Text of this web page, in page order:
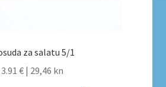
za salatu 5/1
3.91 € | 29,46 kn